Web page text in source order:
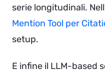
serie longitudinali.
Mention Tool per
setup.
E infine il LLM-based